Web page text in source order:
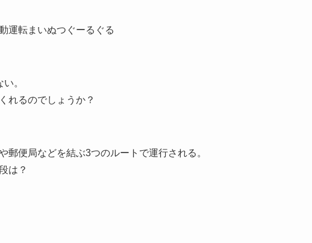
運転まいぬつぐーるぐる
。
れるのでしょうか？
郵便局などを結ぶ3つのルートで運行される。
は？